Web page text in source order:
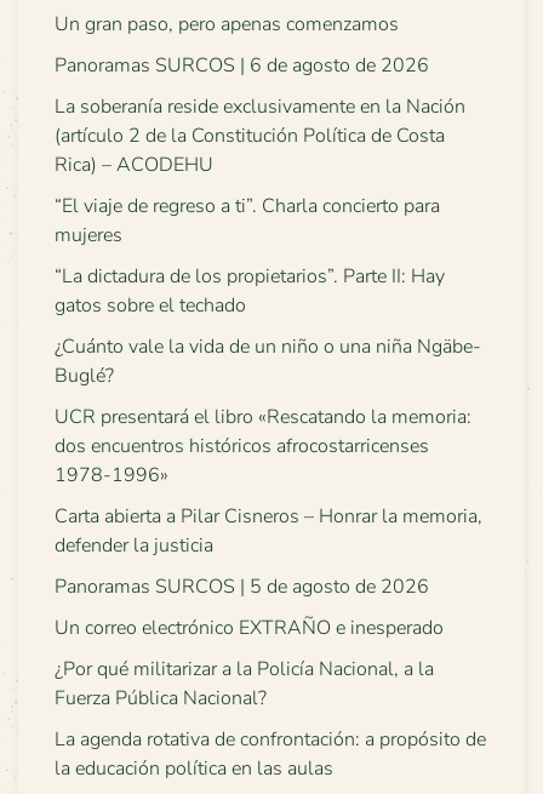
Un gran paso, pero apenas comenzamos
Panoramas SURCOS | 6 de agosto de 2026
La soberanía reside exclusivamente en la Nación
(artículo 2 de la Constitución Política de Costa
Rica) – ACODEHU
“El viaje de regreso a ti”. Charla concierto para
mujeres
“La dictadura de los propietarios”. Parte II: Hay
gatos sobre el techado
¿Cuánto vale la vida de un niño o una niña Ngäbe-
Buglé?
UCR presentará el libro «Rescatando la memoria:
dos encuentros históricos afrocostarricenses
1978-1996»
Carta abierta a Pilar Cisneros – Honrar la memoria,
defender la justicia
Panoramas SURCOS | 5 de agosto de 2026
Un correo electrónico EXTRAÑO e inesperado
¿Por qué militarizar a la Policía Nacional, a la
Fuerza Pública Nacional?
La agenda rotativa de confrontación: a propósito de
la educación política en las aulas